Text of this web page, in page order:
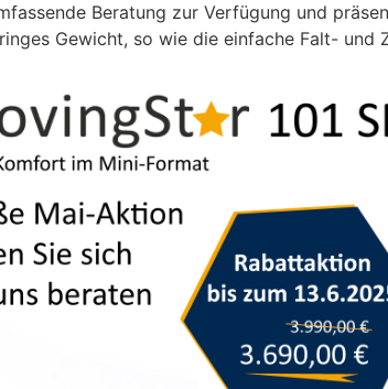
Beratung zur Verfügung und
Gewicht, so wie die einfache Falt- und